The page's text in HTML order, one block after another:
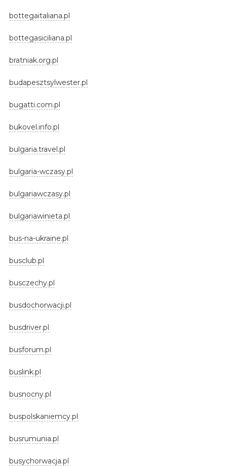
bottegaitaliana.pl
bottegasiciliana.pl
bratniak.org.pl
budapesztsylwester.pl
bugatti.com.pl
bukovel.info.pl
bulgaria.travel.pl
bulgaria-wczasy.pl
bulgariawczasy.pl
bulgariawinieta.pl
bus-na-ukraine.pl
busclub.pl
busczechy.pl
busdochorwacji.pl
busdriver.pl
busforum.pl
buslink.pl
busnocny.pl
buspolskaniemcy.pl
busrumunia.pl
busychorwacja.pl